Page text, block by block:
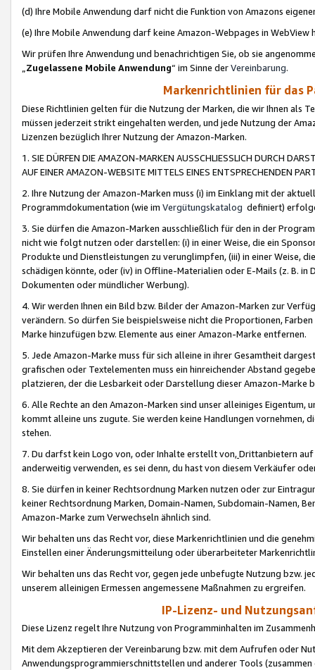
(d) Ihre Mobile Anwendung darf nicht die Funktion von Amazons
(e) Ihre Mobile Anwendung darf keine Amazon-Webpages in WebView
Wir prüfen Ihre Anwendung und benachrichtigen Sie, ob sie
„Zugelassene Mobile Anwendung“ im Sinne derVereinbarung.
Markenrichtlinien für das
Diese Richtlinien gelten für die Nutzung der Marken, die wir Ihnen als
müssen jederzeit strikt eingehalten werden, und jede Nutzung der
Lizenzen bezüglich Ihrer Nutzung der Amazon-Marken.
1. SIE DÜRFEN DIE AMAZON-MARKEN AUSSCHLIESSLICH DURCH
AUF EINER AMAZON-WEBSITE MITTELS EINES ENTSPRECHENDEN
2. Ihre Nutzung der Amazon-Marken muss (i) im Einklang mit der
Programmdokumentation (wie im Vergütungskatalog definiert)
3. Sie dürfen die Amazon-Marken ausschließlich für den in der
nicht wie folgt nutzen oder darstellen: (i) in einer Weise, die ein
Produkte und Dienstleistungen zu verunglimpfen, (iii) in einer Weise,
schädigen könnte, oder (iv) in Offline-Materialien oder E-Mails (z. B. in
Dokumenten oder mündlicher Werbung).
4. Wir werden Ihnen ein Bild bzw. Bilder der Amazon-Marken zur
verändern. So dürfen Sie beispielsweise nicht die Proportionen,
Marke hinzufügen bzw. Elemente aus einer Amazon-Marke entfernen.
5. Jede Amazon-Marke muss für sich alleine in ihrer Gesamtheit
grafischen oder Textelementen muss ein hinreichender Abstand
platzieren, der die Lesbarkeit oder Darstellung dieser Amazon-Marke
6. Alle Rechte an den Amazon-Marken sind unser alleiniges
kommt alleine uns zugute. Sie werden keine Handlungen vornehmen,
stehen.
7. Du darfst kein Logo von, oder Inhalte erstellt von,Drittanbietern auf
anderweitig verwenden, es sei denn, du hast von diesem Verkäufer
8. Sie dürfen in keiner Rechtsordnung Marken nutzen oder zur
keiner Rechtsordnung Marken, Domain-Namen, Subdomain-Namen,
Amazon-Marke zum Verwechseln ähnlich sind.
Wir behalten uns das Recht vor, diese Markenrichtlinien und die
Einstellen einer Änderungsmitteilung oder überarbeiteter
Wir behalten uns das Recht vor, gegen jede unbefugte Nutzung bzw.
unserem alleinigen Ermessen angemessene Maßnahmen zu ergreifen.
IP-Lizenz- und
Diese Lizenz regelt Ihre Nutzung von Programminhalten im
Mit dem Akzeptieren der Vereinbarung bzw. mit dem Aufrufen oder
Anwendungsprogrammierschnittstellen und anderer Tools (zusammen